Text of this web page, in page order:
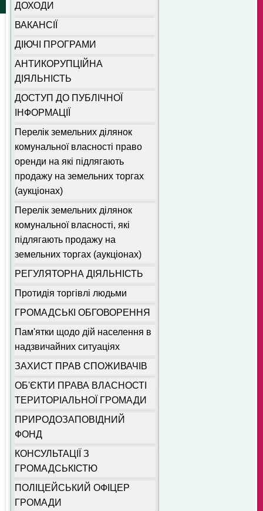
ДОХОДИ
ВАКАНСІЇ
ДІЮЧІ ПРОГРАМИ
АНТИКОРУПЦІЙНА
ДІЯЛЬНІСТЬ
ДОСТУП ДО ПУБЛІЧНОЇ
ІНФОРМАЦІЇ
Перелік земельних ділянок
комунальної власності право
оренди на які підлягають
продажу на земельних торгах
(аукціонах)
Перелік земельних ділянок
комунальної власності, які
підлягають продажу на
земельних торгах (аукціонах)
РЕГУЛЯТОРНА ДІЯЛЬНІСТЬ
Протидія торгівлі людьми
ГРОМАДСЬКІ ОБГОВОРЕННЯ
Пам'ятки щодо дій населення в
надзвичайних ситуаціях
ЗАХИСТ ПРАВ СПОЖИВАЧІВ
ОБ'ЄКТИ ПРАВА ВЛАСНОСТІ
ТЕРИТОРІАЛЬНОЇ ГРОМАДИ
ПРИРОДОЗАПОВІДНИЙ
ФОНД
КОНСУЛЬТАЦІЇ З
ГРОМАДСЬКІСТЮ
ПОЛІЦЕЙСЬКИЙ ОФІЦЕР
ГРОМАДИ